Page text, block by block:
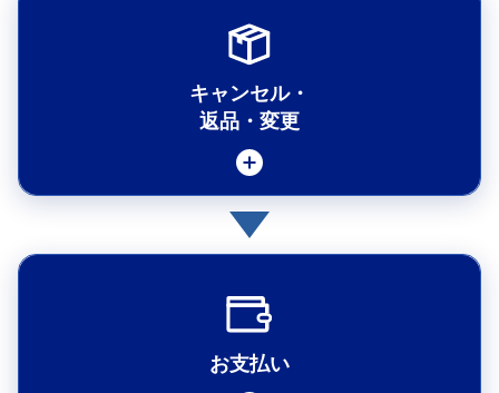
キャンセル・
返品・変更
ご注文内容の変更・キャンセルについて
お支払い